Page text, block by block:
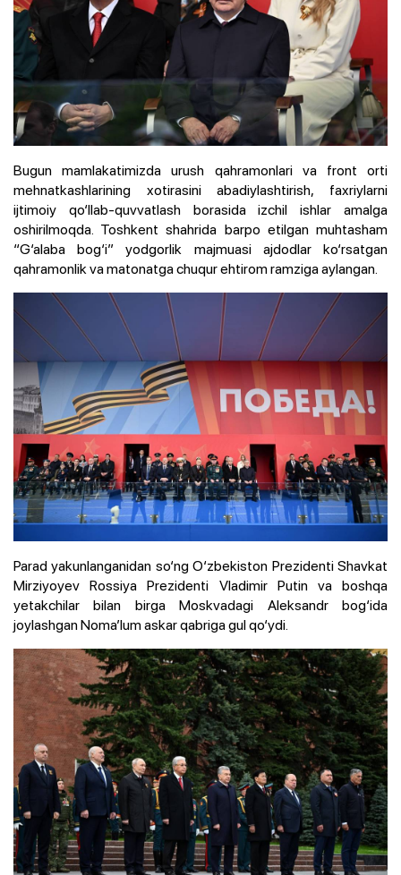
Bugun mamlakatimizda urush qahramonlari va front orti
mehnatkashlarining xotirasini abadiylashtirish, faxriylarni
ijtimoiy qo‘llab-quvvatlash borasida izchil ishlar amalga
oshirilmoqda. Toshkent shahrida barpo etilgan muhtasham
“G‘alaba bog‘i” yodgorlik majmuasi ajdodlar ko‘rsatgan
qahramonlik va matonatga chuqur ehtirom ramziga aylangan.
Parad yakunlanganidan so‘ng O‘zbekiston Prezidenti Shavkat
Mirziyoyev Rossiya Prezidenti Vladimir Putin va boshqa
yetakchilar bilan birga Moskvadagi Aleksandr bog‘ida
joylashgan Noma’lum askar qabriga gul qo‘ydi.